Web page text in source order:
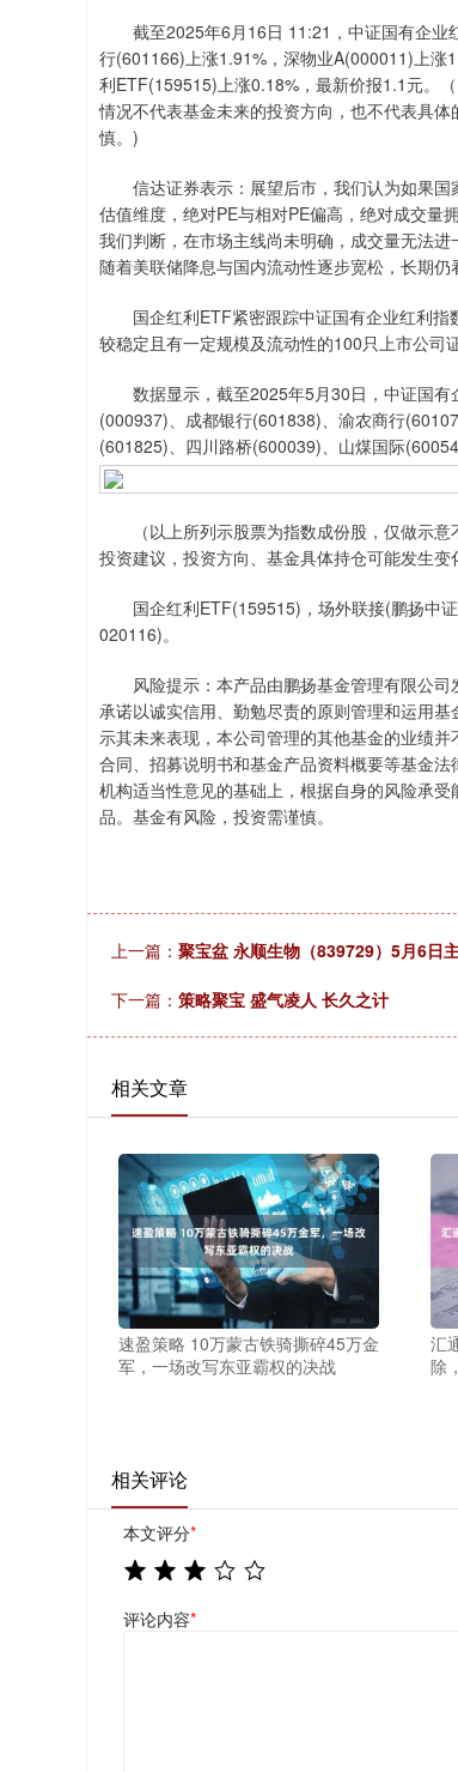
截至2025年6月16日 11:21，中证国有企业
行(601166)上涨1.91%，深物业A(000011)上
利ETF(159515)上涨0.18%，最新价报1.1元。
情况不代表基金未来的投资方向，也不代表具
慎。)
信达证券表示：展望后市，我们认为如果国
估值维度，绝对PE与相对PE偏高，绝对成交量
我们判断，在市场主线尚未明确，成交量无法
随着美联储降息与国内流动性逐步宽松，长期仍
国企红利ETF紧密跟踪中证国有企业红利指
较稳定且有一定规模及流动性的100只上市公司
数据显示，截至2025年5月30日，中证国有
(000937)、成都银行(601838)、渝农商行
(601825)、四川路桥(600039)、山煤国际
（以上所列示股票为指数成份股，仅做示意
投资建议，投资方向、基金具体持仓可能发生
国企红利ETF(159515)，场外联接(鹏扬中证
020116)。
风险提示：本产品由鹏扬基金管理有限公司
承诺以诚实信用、勤勉尽责的原则管理和运用
示其未来表现，本公司管理的其他基金的业绩
合同、招募说明书和基金产品资料概要等基金
机构适当性意见的基础上，根据自身的风险承
品。基金有风险，投资需谨慎。
上一篇： 聚宝盆 永顺生物（839729）5月6日
下一篇： 策略聚宝 盛气凌人 长久之计
相关文章
速盈策略 10万蒙古铁骑撕碎45万金
军，一场改写东亚霸权的决战
汇
除
相关评论
本文评分*
评论内容*